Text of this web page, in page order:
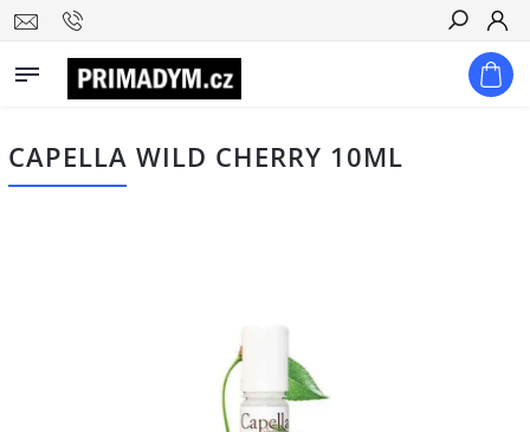
Hledat
CAPELLA WILD CHERRY 10ML